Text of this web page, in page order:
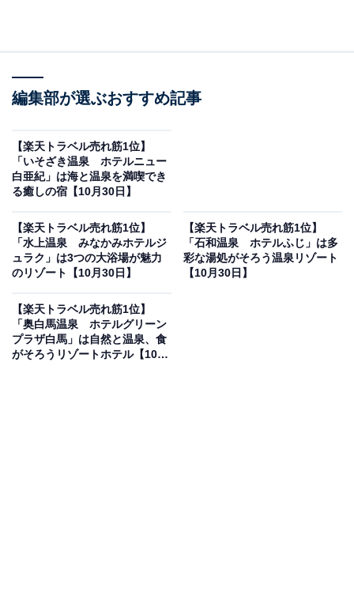
画像出典：楽天トラベル
宿泊可能です。
楽天トラベルでホテルを見る
編集部が選ぶおすすめ記事
【楽天トラベル売れ筋1位】
「いそざき温泉 ホテルニュー
白亜紀」は海と温泉を満喫でき
る癒しの宿【10月30日】
【楽天トラベル売れ筋1位】
「水上温泉 みなかみホテルジ
ュラク」は3つの大浴場が魅力
のリゾート【10月30日】
【楽天トラベル売れ筋1位】
「石和温泉 ホテルふじ」は多
彩な湯処がそろう温泉リゾート
【10月30日】
【楽天トラベル売れ筋1位】
「奥白馬温泉 ホテルグリーン
プラザ白馬」は自然と温泉、食
がそろうリゾートホテル【10月